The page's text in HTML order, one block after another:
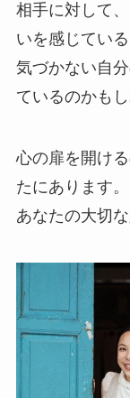
相手に対して
いを感じてい
気づかない自
ているのかもし
心の扉を開け
たにあります。
あなたの大切